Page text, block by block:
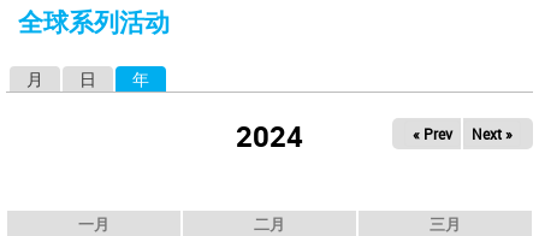
这
全球系列活动
月 日 年
2024 « Prev Next »
一月 二月 三月